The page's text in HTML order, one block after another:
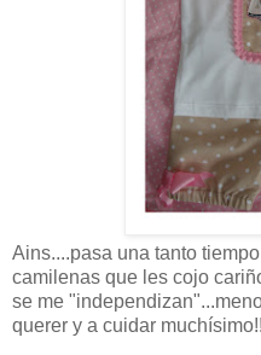
Ains....pasa una tanto
camilenas que les cojo
se me
querer y a cuidar